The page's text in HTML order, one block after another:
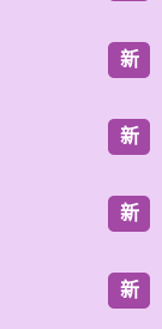
新
新
新
新